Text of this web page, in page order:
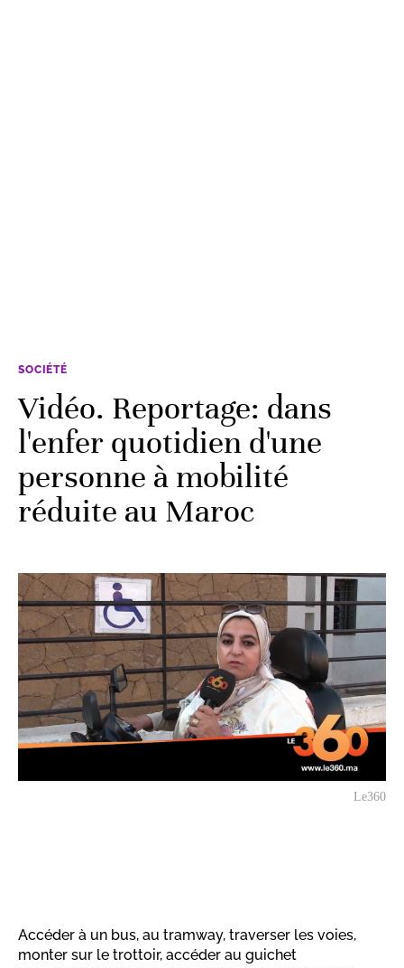
SOCIÉTÉ
Vidéo. Reportage: dans
l'enfer quotidien d'une
personne à mobilité
réduite au Maroc
Le360
Accéder à un bus, au tramway, traverser les voies,
monter sur le trottoir, accéder au guichet